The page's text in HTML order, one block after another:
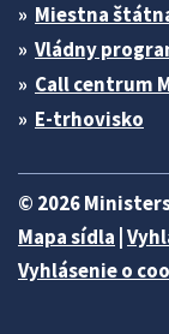
Miestna
Vládny
Call centrum
E-trhovisko
© 2026
Mapa sídla
Vyhlásenie o